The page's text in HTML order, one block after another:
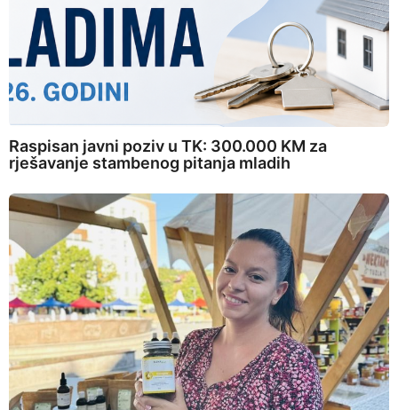
Raspisan javni poziv u TK: 300.000 KM za
rješavanje stambenog pitanja mladih